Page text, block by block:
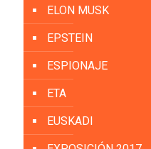
ELON MUSK
EPSTEIN
ESPIONAJE
ETA
EUSKADI